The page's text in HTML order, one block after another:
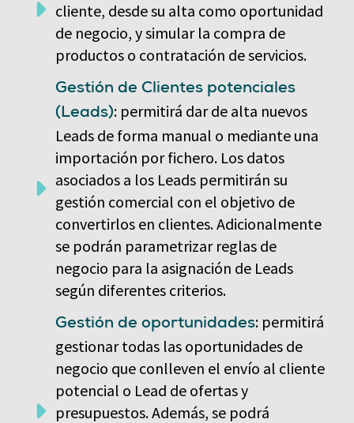
cliente, desde su alta como oportunidad
de negocio, y simular la compra de
productos o contratación de servicios.
Gestión de Clientes potenciales
(Leads): permitirá dar de alta nuevos
Leads de forma manual o mediante una
importación por fichero. Los datos
asociados a los Leads permitirán su
gestión comercial con el objetivo de
convertirlos en clientes. Adicionalmente
se podrán parametrizar reglas de
negocio para la asignación de Leads
según diferentes criterios.
Gestión de oportunidades: permitirá
gestionar todas las oportunidades de
negocio que conlleven el envío al cliente
potencial o Lead de ofertas y
presupuestos. Además, se podrá